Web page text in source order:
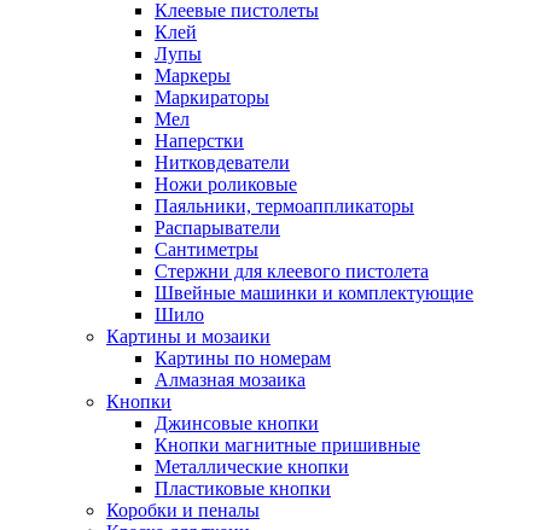
Клеевые пистолеты
Клей
Лупы
Маркеры
Маркираторы
Мел
Наперстки
Нитковдеватели
Ножи роликовые
Паяльники, термоаппликаторы
Распарыватели
Сантиметры
Стержни для клеевого пистолета
Швейные машинки и комплектующие
Шило
Картины и мозаики
Картины по номерам
Алмазная мозаика
Кнопки
Джинсовые кнопки
Кнопки магнитные пришивные
Металлические кнопки
Пластиковые кнопки
Коробки и пеналы